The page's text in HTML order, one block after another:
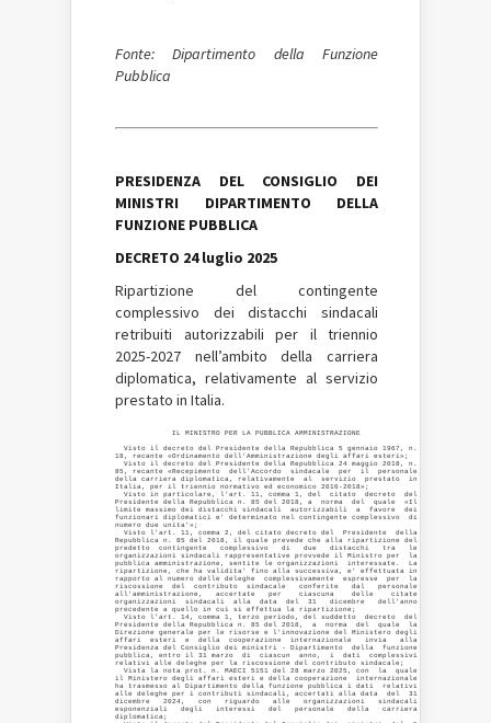
Fonte: Dipartimento della Funzione
Pubblica
PRESIDENZA DEL CONSIGLIO DEI
MINISTRI DIPARTIMENTO DELLA
FUNZIONE PUBBLICA
DECRETO 24 luglio 2025
Ripartizione del contingente
complessivo dei distacchi sindacali
retribuiti autorizzabili per il triennio
2025-2027 nell’ambito della carriera
diplomatica, relativamente al servizio
prestato in Italia.
             IL MINISTRO PER LA PUBBLICA AMMINISTRAZIONE
  Visto il decreto del Presidente della Repubblica 5 gennaio 1967, n.
18, recante «Ordinamento dell'Amministrazione degli affari esteri»;
  Visto il decreto del Presidente della Repubblica 24 maggio 2018, n.
85, recante «Recepimento  dell'Accordo  sindacale  per  il  personale
della carriera diplomatica, relativamente  al  servizio  prestato  in
Italia, per il triennio normativo ed economico 2016-2018»;
  Visto in particolare, l'art. 11, comma 1, del  citato  decreto  del
Presidente della Repubblica n. 85 del 2018, a  norma  del  quale  «Il
limite massimo dei distacchi sindacali  autorizzabili  a  favore  dei
funzionari diplomatici e' determinato nel contingente complessivo  di
numero due unita'»;
  Visto l'art. 11, comma 2, del citato decreto del  Presidente  della
Repubblica n. 85 del 2018, il quale prevede che alla ripartizione del
predetto  contingente   complessivo   di   due   distacchi   tra   le
organizzazioni sindacali rappresentative provvede il Ministro per  la
pubblica amministrazione, sentite le organizzazioni  interessate.  La
ripartizione, che ha validita' fino alla successiva, e' effettuata in
rapporto al numero delle deleghe  complessivamente  espresse  per  la
riscossione  del  contributo  sindacale   conferite   dal   personale
all'amministrazione,   accertate   per    ciascuna    delle    citate
organizzazioni  sindacali  alla  data  del  31   dicembre   dell'anno
precedente a quello in cui si effettua la ripartizione;
  Visto l'art. 14, comma 1, terzo periodo, del suddetto  decreto  del
Presidente della Repubblica n. 85 del 2018,  a  norma  del  quale  la
Direzione generale per le risorse e l'innovazione del Ministero degli
affari  esteri  e  della  cooperazione  internazionale   invia   alla
Presidenza del Consiglio dei ministri - Dipartimento  della  funzione
pubblica, entro il 31 marzo  di  ciascun  anno,  i  dati  complessivi
relativi alle deleghe per la riscossione del contributo sindacale;
  Vista la nota prot. n. MAECI 5151 del 28 marzo 2025, con  la  quale
il Ministero degli affari esteri e della cooperazione  internazionale
ha trasmesso al Dipartimento della funzione pubblica i dati  relativi
alle deleghe per i contributi sindacali, accertati alla data  del  31
dicembre   2024,   con   riguardo   alle   organizzazioni   sindacali
esponenziali   degli   interessi   del   personale   della   carriera
diplomatica;